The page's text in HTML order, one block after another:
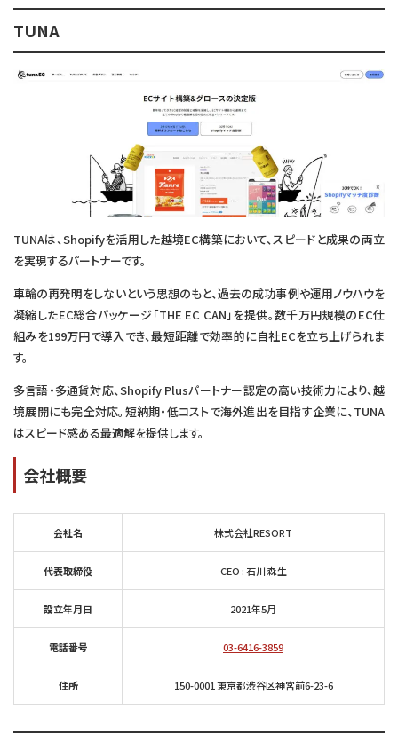
TUNA
TUNAは、Shopifyを活用した越境EC構築において、スピードと成果の両立
を実現するパートナーです。
車輪の再発明をしないという思想のもと、過去の成功事例や運用ノウハウを
凝縮したEC総合パッケージ「THE EC CAN」を提供。数千万円規模のEC仕
組みを199万円で導入でき、最短距離で効率的に自社ECを立ち上げられま
す。
多言語・多通貨対応、Shopify Plusパートナー認定の高い技術力により、越
境展開にも完全対応。短納期・低コストで海外進出を目指す企業に、TUNA
はスピード感ある最適解を提供します。
会社概要
会社名 株式会社RESORT
代表取締役 CEO : 石川 森生
設立年月日 2021年5月
電話番号 03-6416-3859
住所 150-0001 東京都渋谷区神宮前6-23-6